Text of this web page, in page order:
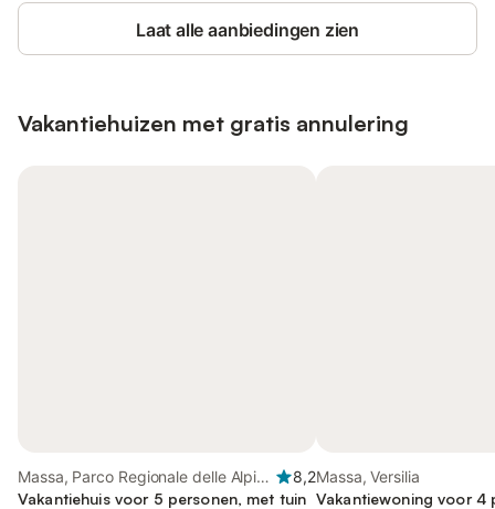
Laat alle aanbiedingen zien
Vakantiehuizen met gratis annulering
Massa, Parco Regionale delle Alpi
Apuane
8,2
Vakantiehuis voor 5 personen, met tuin
Massa, Versilia
Vakantiewoning voor 4